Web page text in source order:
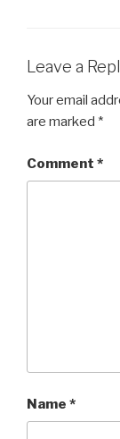
Leave a
Your email
are marked *
Comment *
Name *